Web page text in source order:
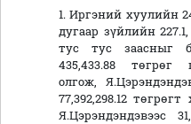
1. Иргэний хуулийн
дугаар зүйлийн
тус тус заасныг
435,433.88 төгрөг
олгож,
77,392,298.12
Я.Цэрэндэндэвээс